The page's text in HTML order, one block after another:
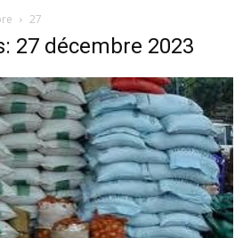
27
27 décembre 2023